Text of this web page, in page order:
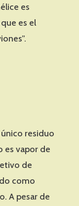
es
es el
residuo
es vapor de
de
como
A pesar de